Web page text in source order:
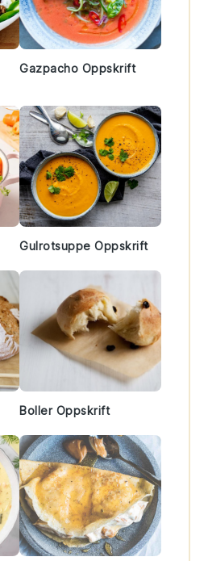
Gazpacho Oppskrift
Gulrotsuppe Oppskrift
Boller Oppskrift